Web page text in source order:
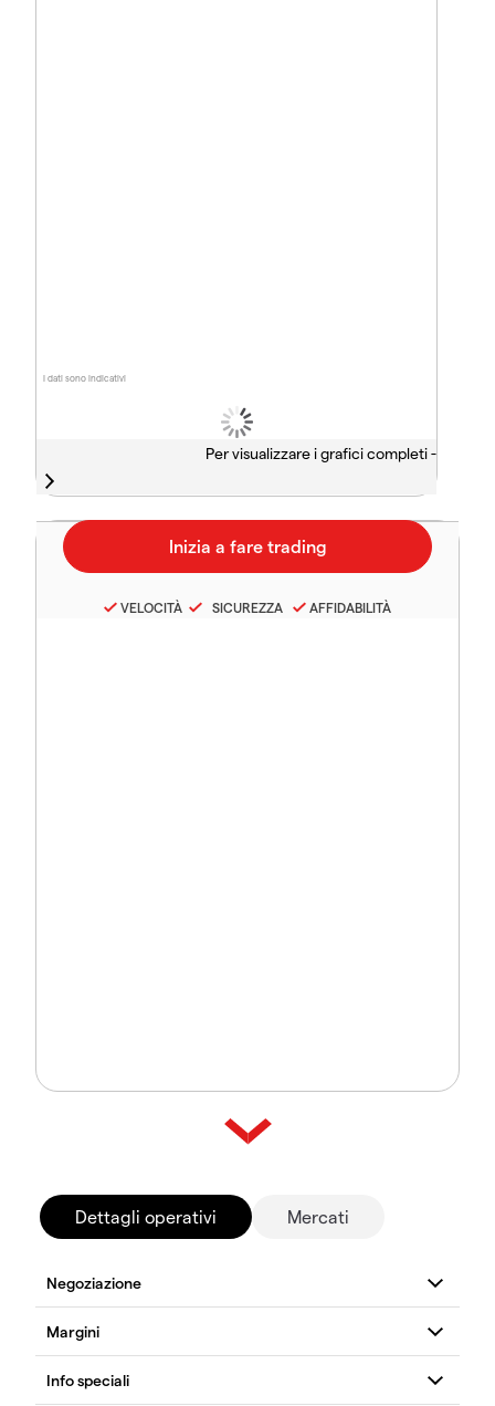
I dati sono indicativi
Per visualizzare i grafici completi -
VELOCITÀ SICUREZZA AFFIDABILITÀ
Dettagli operativi Mercati